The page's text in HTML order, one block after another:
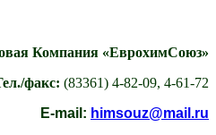
Компания «ЕврохимСоюз»
факс: (83361) 4-82-09, 4-61-72
E-mail: himsouz@mail.ru